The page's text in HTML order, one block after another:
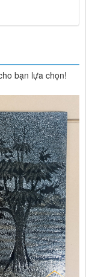
bạn lựa chọn!